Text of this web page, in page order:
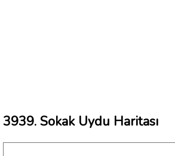
3939. Sokak Uydu Haritası